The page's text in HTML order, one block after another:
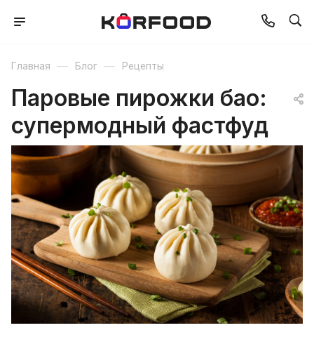
Главная — Блог — Рецепты
Паровые пирожки бао:
супермодный фастфуд